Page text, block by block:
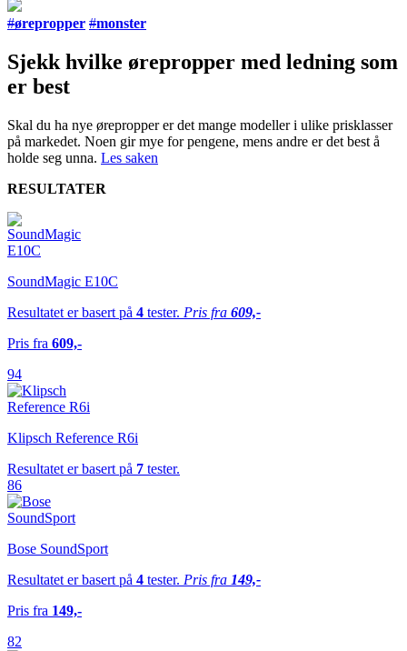
#ørepropper #monster
Sjekk hvilke ørepropper med ledning som
er best
Skal du ha nye ørepropper er det mange modeller i ulike prisklasser
på markedet. Noen gir mye for pengene, mens andre er det best å
holde seg unna. Les saken
RESULTATER
SoundMagic E10C
Resultatet er basert på 4 tester. Pris fra 609,-
Pris fra 609,-
94
Klipsch Reference R6i
Resultatet er basert på 7 tester.
86
Bose SoundSport
Resultatet er basert på 4 tester. Pris fra 149,-
Pris fra 149,-
82